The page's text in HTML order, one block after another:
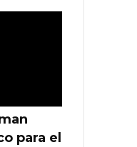
para el